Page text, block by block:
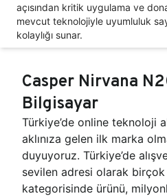
açısından kritik uygulama ve
mevcut teknolojiyle uyumluluk
kolaylığı sunar.
Casper Nirvana
Bilgisayar
Türkiye’de online teknoloji
aklınıza gelen ilk marka
duyuyoruz. Türkiye’de
sevilen adresi olarak
kategorisinde ürünü,